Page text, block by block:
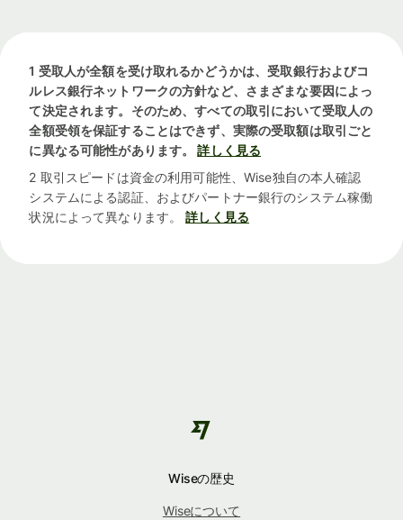
1 受取人が全額を受け取れるかどうかは、受取銀行およびコ
ルレス銀行ネットワークの方針など、さまざまな要因によっ
て決定されます。そのため、すべての取引において受取人の
全額受領を保証することはできず、実際の受取額は取引ごと
に異なる可能性があります。
詳しく見る
2 取引スピードは資金の利用可能性、Wise独自の本人確認
システムによる認証、およびパートナー銀行のシステム稼働
状況によって異なります。
詳しく見る
Wiseの歴史
Wiseについて